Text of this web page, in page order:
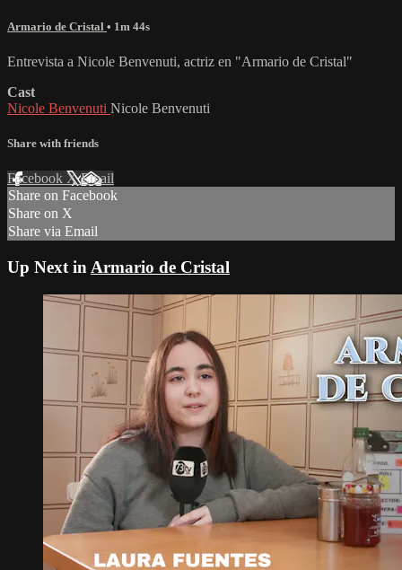
Armario de Cristal • 1m 44s
Entrevista a Nicole Benvenuti, actriz en "Armario de Cristal"
Cast
Nicole Benvenuti Nicole Benvenuti
Share with friends
Facebook XEmail
Share on Facebook
Share on X
Share via Email
Up Next in Armario de Cristal